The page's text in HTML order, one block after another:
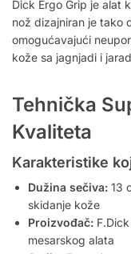
Dick Ergo Grip je alat
nož dizajniran je tako
omogućavajući
kože sa jagnjadi i
Tehnička
Kvaliteta
Karakteristike
Dužina sečiva: 13
skidanje kože
Proizvođač:
mesarskog alata